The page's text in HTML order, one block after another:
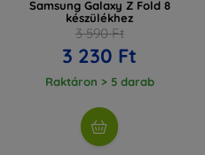
Samsung Galaxy Z Fold 8
készülékhez
3 590 Ft
3 230 Ft
Raktáron > 5 darab